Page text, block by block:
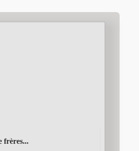
frères...